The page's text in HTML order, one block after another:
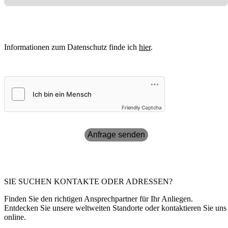
Informationen zum Datenschutz finde ich hier.
Friendly Captcha
Anfrage senden
SIE SUCHEN KONTAKTE ODER ADRESSEN?
Finden Sie den richtigen Ansprechpartner für Ihr Anliegen.
Entdecken Sie unsere weltweiten Standorte oder kontaktieren Sie uns
online.